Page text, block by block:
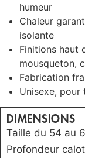
humeur
Chaleur
isolante
Finitions haut
mousqueton,
Fabrication
Unisexe,
DIMENSIONS
Taille du 54 au
Profondeur